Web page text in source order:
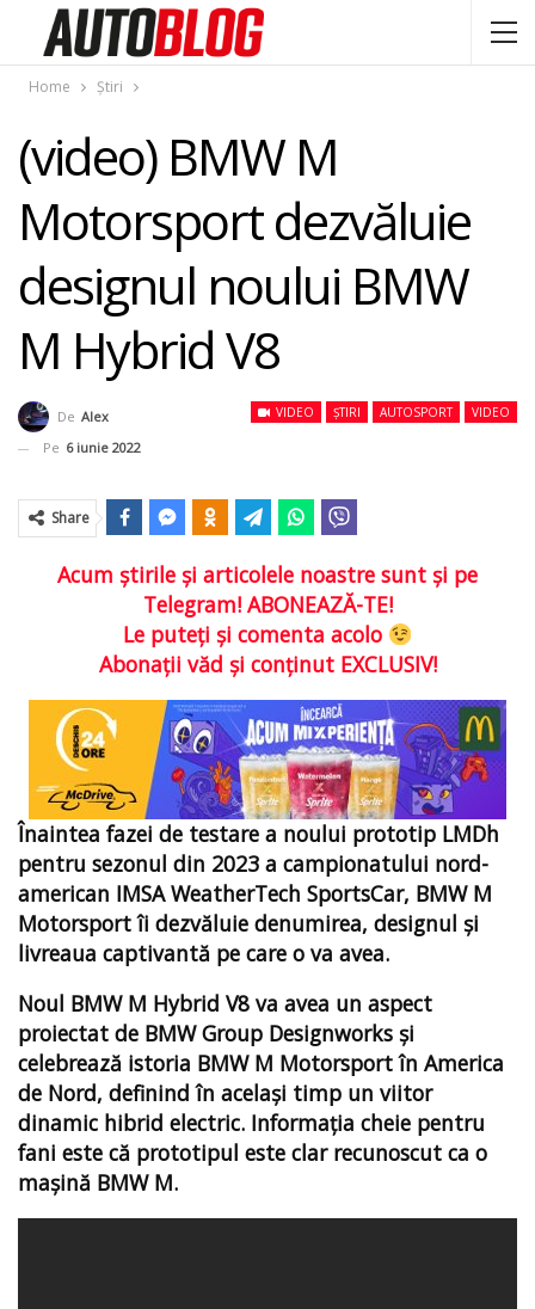
Home Știri
(video) BMW M
Motorsport dezvăluie
designul noului BMW
M Hybrid V8
VIDEO ȘTIRI AUTOSPORT VIDEO
De Alex
Pe 6 iunie 2022
Share
Acum ştirile şi articolele noastre sunt şi pe
Telegram! ABONEAZĂ-TE!
Le puteţi şi comenta acolo
Abonaţii văd şi conţinut EXCLUSIV!
Înaintea fazei de testare a noului prototip LMDh
pentru sezonul din 2023 a campionatului nord-
american IMSA WeatherTech SportsCar, BMW M
Motorsport îi dezvăluie denumirea, designul și
livreaua captivantă pe care o va avea.
Noul BMW M Hybrid V8 va avea un aspect
proiectat de BMW Group Designworks și
celebrează istoria BMW M Motorsport în America
de Nord, definind în același timp un viitor
dinamic hibrid electric. Informația cheie pentru
fani este că prototipul este clar recunoscut ca o
mașină BMW M.